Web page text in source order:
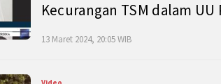
Kecurangan TSM dalam
13 Maret 2024, 20:05 WIB